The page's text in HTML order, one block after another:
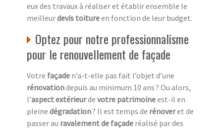
eux des travaux à réaliser et établir ensemble le
meilleurdevis toitureen fonction de leur budget.
Optez pour notre professionnalisme
pour le renouvellement de façade
Votre façade n’a-t-elle pas fait l’objet d’une
rénovationdepuis au minimum 10 ans ? Ou alors,
l’aspect extérieurde votre patrimoineest-il en
pleine dégradation? Il est temps de rénoveret de
passer au ravalement de façade réalisé par des